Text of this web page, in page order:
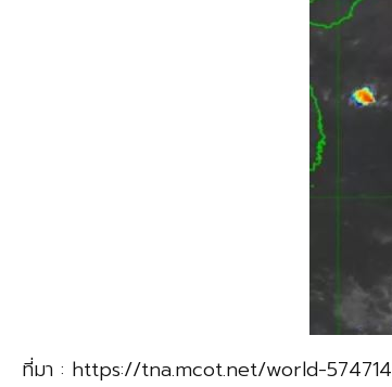
ที่มา : https://tna.mcot.net/world-574714